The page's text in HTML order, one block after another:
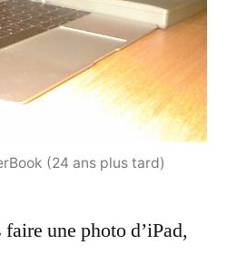
(24 ans plus tard)
une photo d’iPad,